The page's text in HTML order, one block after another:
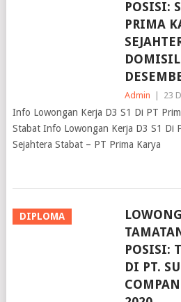
PRIMA
Admin | 23
Info Lowongan Kerja D3 S1 Di PT
Stabat Info Lowongan Kerja D3 S1 Di
Sejahtera Stabat – PT Prima Karya
POSISI:
DI PT.
2020